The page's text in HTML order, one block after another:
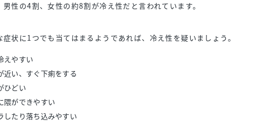
男性の4割、女性の約8割が冷え性だと言われています。
症状に1つでも当てはまるようであれば、冷え性を疑いましょう。
えやすい
近い、すぐ下痢をする
ひどい
隈ができやすい
したり落ち込みやすい